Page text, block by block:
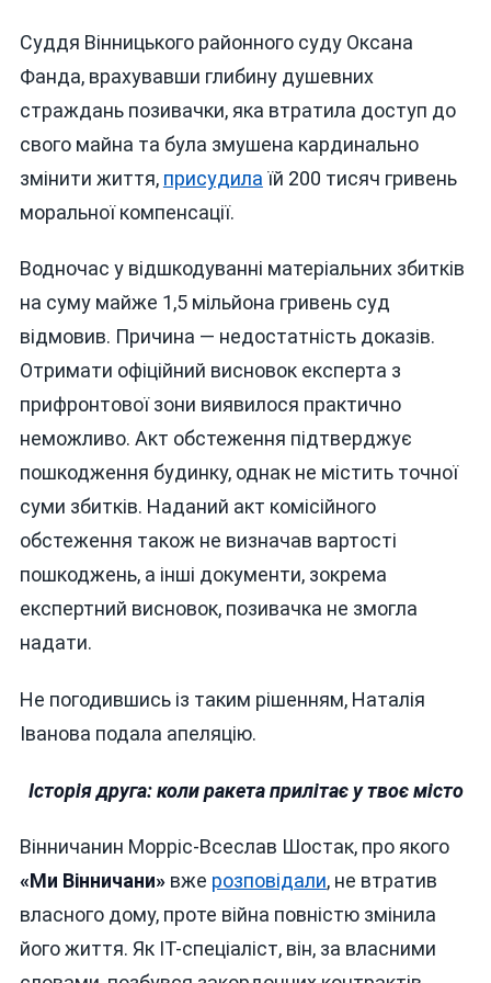
Суддя Вінницького районного суду Оксана
Фанда, врахувавши глибину душевних
страждань позивачки, яка втратила доступ до
свого майна та була змушена кардинально
змінити життя, присудила їй 200 тисяч гривень
моральної компенсації.
Водночас у відшкодуванні матеріальних збитків
на суму майже 1,5 мільйона гривень суд
відмовив. Причина — недостатність доказів.
Отримати офіційний висновок експерта з
прифронтової зони виявилося практично
неможливо. Акт обстеження підтверджує
пошкодження будинку, однак не містить точної
суми збитків. Наданий акт комісійного
обстеження також не визначав вартості
пошкоджень, а інші документи, зокрема
експертний висновок, позивачка не змогла
надати.
Не погодившись із таким рішенням, Наталія
Іванова подала апеляцію.
Історія друга: коли ракета прилітає у твоє місто
Вінничанин Морріс-Всеслав Шостак, про якого
«Ми Вінничани»вже розповідали, не втратив
власного дому, проте війна повністю змінила
його життя. Як IT-спеціаліст, він, за власними